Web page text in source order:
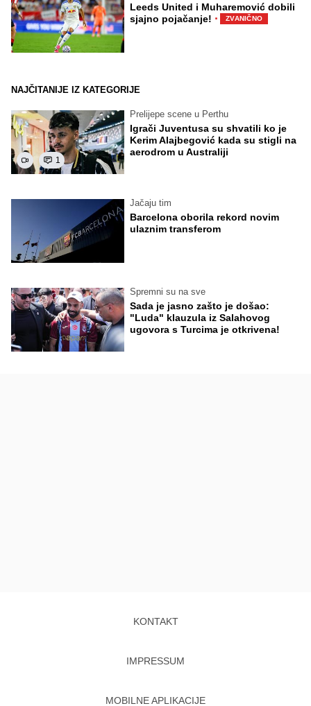
Leeds United i Muharemović dobili
sjajno pojačanje! · ZVANIČNO
NAJČITANIJE IZ KATEGORIJE
1
Prelijepe scene u Perthu
Igrači Juventusa su shvatili ko je
Kerim Alajbegović kada su stigli na
aerodrom u Australiji
Jačaju tim
Barcelona oborila rekord novim
ulaznim transferom
Spremni su na sve
Sada je jasno zašto je došao:
"Luda" klauzula iz Salahovog
ugovora s Turcima je otkrivena!
KONTAKT
IMPRESSUM
MOBILNE APLIKACIJE